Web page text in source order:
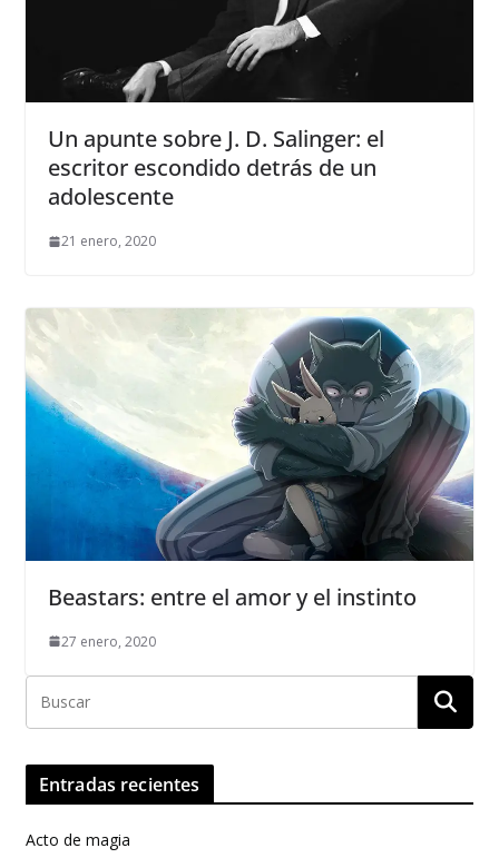
Un apunte sobre J. D. Salinger: el
escritor escondido detrás de un
adolescente
21 enero, 2020
Beastars: entre el amor y el instinto
27 enero, 2020
Entradas recientes
Acto de magia